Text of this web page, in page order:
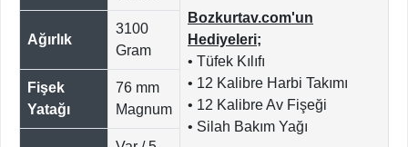
Bozkurtav.com'un
Hediyeleri;
• Tüfek Kılıfı
• 12 Kalibre Harbi Takımı
• 12 Kalibre Av Fişeği
• Silah Bakım Yağı
Ağırlık
3100
Gram
Fişek
Yatağı
76 mm
Magnum